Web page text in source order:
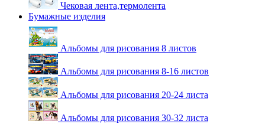
Чековая лента,термолента
Бумажные изделия
Альбомы для рисования 8 листов
Альбомы для рисования 8-16 листов
Альбомы для рисования 20-24 листа
Альбомы для рисования 30-32 листа